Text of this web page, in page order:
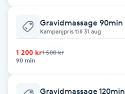
Cryoterapi
Dermapen
Gravidmassage 90min
Kampanjpris till 31 aug
1 200 kr1 500 kr
90 min
Gravidmassage 120min